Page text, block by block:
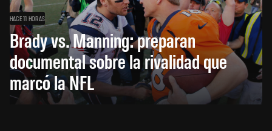
HACE 11 HORAS
Brady vs. Manning: preparan
documental sobre la rivalidad que
marcó la NFL